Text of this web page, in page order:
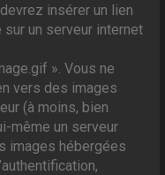
insérer un lien
un serveur internet
». Vous ne
vers des images
(à moins, bien
même un serveur
images hébergées